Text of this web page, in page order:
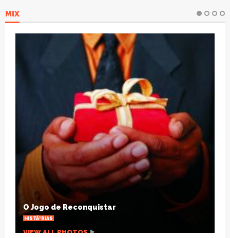
MIX
Natal SolidÃ¡rio: escola arrecadarÃ¡
brinquedos para crianÃ§as carentes
OUTRAS NOTÃ­CIAS
VIEW ALL PHOTOS